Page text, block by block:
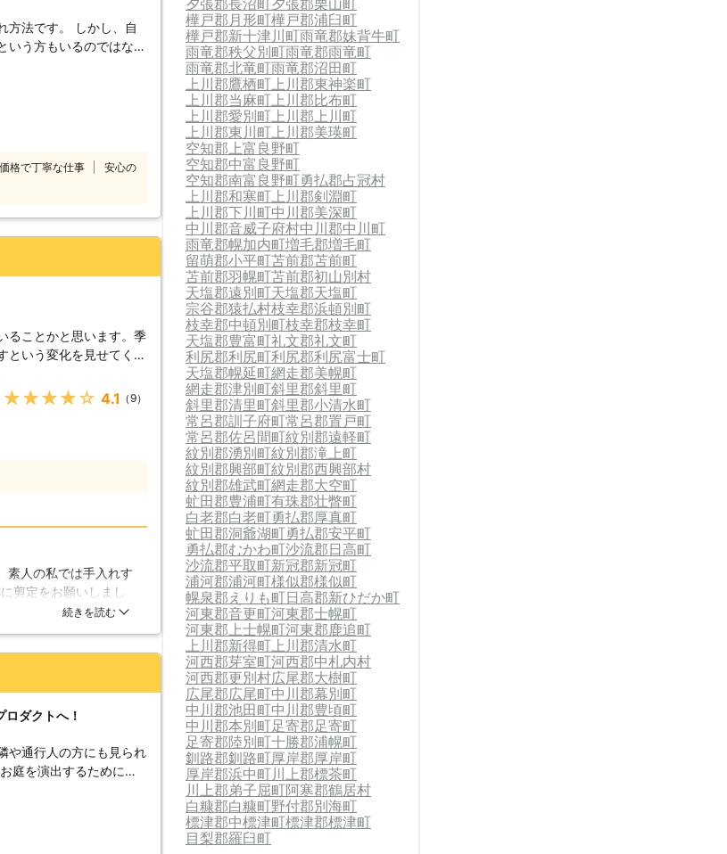
しかし、自
いう方もいるのではない
せんか？ プロに
い剪定をしてくれま
度はもちろん、お客様
すので、安心してお任
庭を素早く綺麗にお手
応満足度91%」「コー
の満足度調査より こ
う、努めさせていただき
！
格で丁寧な仕事
安心の
ることかと思います。季
という変化を見せてくれ
る植物です。しかし、た
よく整えられた庭という
た庭なのです。庭を整
きましては剪定という
ます。ただ枝を適当に落
作業はおまかせ下さ
てきました。剪定も数
。ご依頼いただければこ
みせましょう。まずはお
★★★★★ 4.1 （9）
素人の私では手入れす
剪定をお願いしまし
すが、ホームページの
。
続きを読む
ダクトへ！
や通行人の方にも見られ
庭を演出するためにも
きたいものですよね。
虫発生の原因となった
路まで伸びてトラブル
夕張郡長沼町夕張郡栗山町
樺戸郡月形町樺戸郡浦臼町
樺戸郡新十津川町雨竜郡妹背牛町
雨竜郡秩父別町雨竜郡雨竜町
雨竜郡北竜町雨竜郡沼田町
上川郡鷹栖町上川郡東神楽町
上川郡当麻町上川郡比布町
上川郡愛別町上川郡上川町
上川郡東川町上川郡美瑛町
空知郡上富良野町
空知郡中富良野町
空知郡南富良野町勇払郡占冠村
上川郡和寒町上川郡剣淵町
上川郡下川町中川郡美深町
中川郡音威子府村中川郡中川町
雨竜郡幌加内町増毛郡増毛町
留萌郡小平町苫前郡苫前町
苫前郡羽幌町苫前郡初山別村
天塩郡遠別町天塩郡天塩町
宗谷郡猿払村枝幸郡浜頓別町
枝幸郡中頓別町枝幸郡枝幸町
天塩郡豊富町礼文郡礼文町
利尻郡利尻町利尻郡利尻富士町
天塩郡幌延町網走郡美幌町
網走郡津別町斜里郡斜里町
斜里郡清里町斜里郡小清水町
常呂郡訓子府町常呂郡置戸町
常呂郡佐呂間町紋別郡遠軽町
紋別郡湧別町紋別郡滝上町
紋別郡興部町紋別郡西興部村
紋別郡雄武町網走郡大空町
虻田郡豊浦町有珠郡壮瞥町
白老郡白老町勇払郡厚真町
虻田郡洞爺湖町勇払郡安平町
勇払郡むかわ町沙流郡日高町
沙流郡平取町新冠郡新冠町
浦河郡浦河町様似郡様似町
幌泉郡えりも町日高郡新ひだか町
河東郡音更町河東郡士幌町
河東郡上士幌町河東郡鹿追町
上川郡新得町上川郡清水町
河西郡芽室町河西郡中札内村
河西郡更別村広尾郡大樹町
広尾郡広尾町中川郡幕別町
中川郡池田町中川郡豊頃町
中川郡本別町足寄郡足寄町
足寄郡陸別町十勝郡浦幌町
釧路郡釧路町厚岸郡厚岸町
厚岸郡浜中町川上郡標茶町
川上郡弟子屈町阿寒郡鶴居村
白糠郡白糠町野付郡別海町
標津郡中標津町標津郡標津町
目梨郡羅臼町